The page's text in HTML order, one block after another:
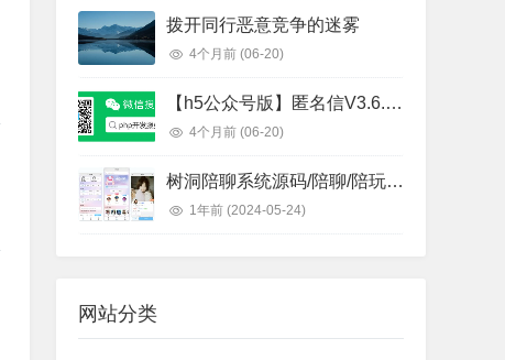
拨开同行恶意竞争的迷雾
4个月前 (06-20)
【h5公众号版】匿名信V3.6.2匿名电话app源码一封来信你的Ta的一封来信表白祝福道歉短信下载授权价格
4个月前 (06-20)
树洞陪聊系统源码/陪聊/陪玩/树洞/陪陪/公众号开发/源码交付/树洞系统源码
1年前 (2024-05-24)
网站分类